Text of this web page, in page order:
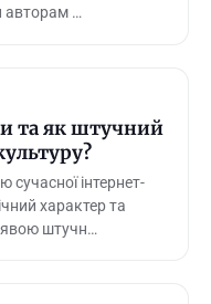
авторам …
та як штучний
інтернет-
характер та
штучн…